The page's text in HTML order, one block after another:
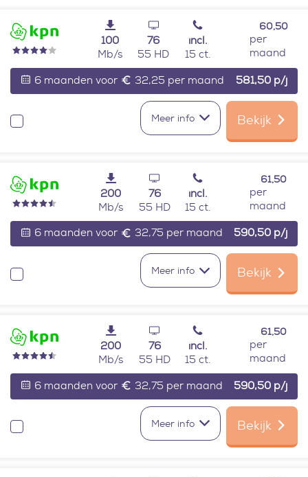
100
Mb/s
76
55 HD
incl.
15 ct.
60,50
per
maand
6 maanden voor
32,25 per maand 581,50 p/j
Meer info Bekijk
200
Mb/s
76
55 HD
incl.
15 ct.
61,50
per
maand
6 maanden voor
32,75 per maand 590,50 p/j
Meer info Bekijk
200
Mb/s
76
55 HD
incl.
15 ct.
61,50
per
maand
6 maanden voor
32,75 per maand 590,50 p/j
Meer info Bekijk